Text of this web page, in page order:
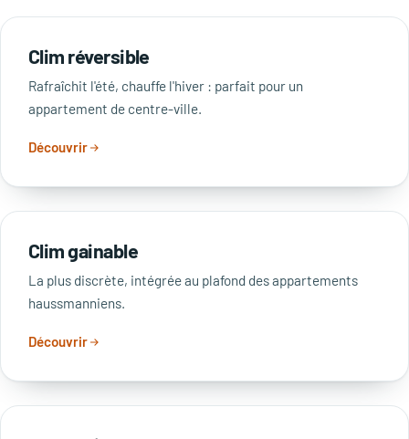
Clim réversible
Rafraîchit l'été, chauffe l'hiver : parfait pour un
appartement de centre-ville.
Découvrir
Clim gainable
La plus discrète, intégrée au plafond des appartements
haussmanniens.
Découvrir